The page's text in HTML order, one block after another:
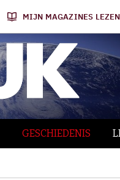
MIJN MAGAZINES LEZEN
GESCHIEDENIS